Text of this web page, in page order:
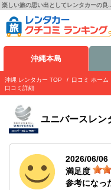
楽しい旅の思い出としてレンタカーの良...
沖縄本島
沖縄 レンタカー TOP 口コミ ホーム
口コミ詳細
ユニバースレン
2026/06/06
満足度
参考になっ